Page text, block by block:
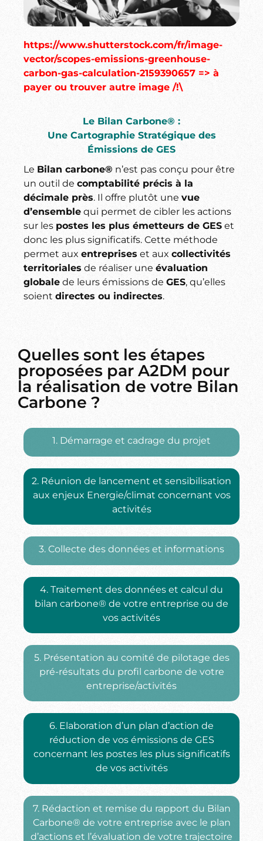
https://www.shutterstock.com/fr/image-
vector/scopes-emissions-greenhouse-
carbon-gas-calculation-2159390657 => à
payer ou trouver autre image /!\
Le Bilan Carbone® :
Une Cartographie Stratégique des
Émissions de GES
Le Bilan carbone® n’est pas conçu pour être
un outil de comptabilité précis à la
décimale près. Il offre plutôt une vue
d’ensemble qui permet de cibler les actions
sur les postes les plus émetteurs de GES et
donc les plus significatifs. Cette méthode
permet aux entreprises et aux collectivités
territoriales de réaliser une évaluation
globale de leurs émissions de GES, qu’elles
soient directes ou indirectes.
Quelles sont les étapes
proposées par A2DM pour
la réalisation de votre Bilan
Carbone ?
1. Démarrage et cadrage du projet
2. Réunion de lancement et sensibilisation
aux enjeux Energie/climat concernant vos
activités
3. Collecte des données et informations
4. Traitement des données et calcul du
bilan carbone® de votre entreprise ou de
vos activités
7. Rédaction et remise du rapport du Bilan
Carbone® de votre entreprise avec le plan
d’actions et l’évaluation de votre trajectoire
6. Elaboration d’un plan d’action de
réduction de vos émissions de GES
concernant les postes les plus significatifs
de vos activités
5. Présentation au comité de pilotage des
pré-résultats du profil carbone de votre
entreprise/activités